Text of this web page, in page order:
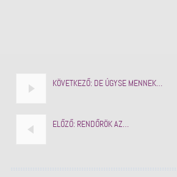
KÖVETKEZŐ: DE ÚGYSE MENNEK…
ELŐZŐ: RENDŐRÖK AZ…